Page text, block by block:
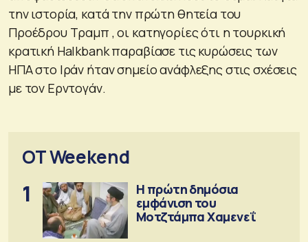
την ιστορία, κατά την πρώτη θητεία του
Προέδρου Τραμπ , οι κατηγορίες ότι η τουρκική
κρατική Halkbank παραβίασε τις κυρώσεις των
ΗΠΑ στο Ιράν ήταν σημείο ανάφλεξης στις σχέσεις
με τον Ερντογάν.
OT Weekend
1
Η πρώτη δημόσια
εμφάνιση του
Μοτζτάμπα Χαμενεΐ